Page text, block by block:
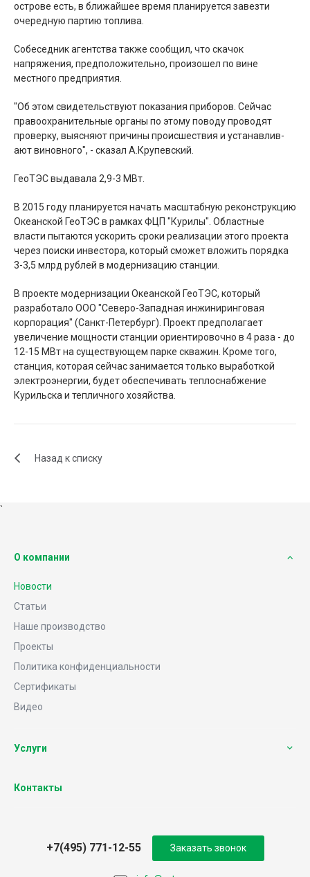
острове есть, в ближайшее время планируется завезти
очередную партию топлива.
Собеседник агентства также сообщил, что скачок
напряжения, предположительно, произошел по вине
местного предприятия.
"Об этом свидетельствуют показания приборов. Сейчас
правоохранительные органы по этому поводу проводят
проверку, выясняют причины происшествия и устанавлив­
ают виновного", - сказал А.Крупевский.
ГеоТЭС выдавала 2,9-3 МВт.
В 2015 году планируетс­я начать масштабную реконструкцию
Океанской ГеоТЭС в рамках ФЦП "Курилы". Областные
власти пытаются ускорить сроки реализации этого проекта
через поиски инвестора, который сможет вложить порядка
3-3,5 млрд рублей в модернизацию станции.
В проекте модернизации Океанской ГеоТЭС, который
разработало ООО "Северо-Западная инжиниринговая
корпорация" (Санкт-Петербург). Проект предполагает
увеличение мощности станции ориентировочно в 4 раза - до
12-15 МВт на существующем парке скважин. Кроме того,
станция, которая сейчас занимается только выработкой
электроэнергии, будет обеспечивать теплоснабжение
Курильска и тепличного хозяйства.
Назад к списку
`
О компании
Новости
Статьи
Наше производство
Проекты
Политика конфиденциальности
Сертификаты
Видео
Услуги
Контакты
+7(495) 771-12-55 Заказать звонок